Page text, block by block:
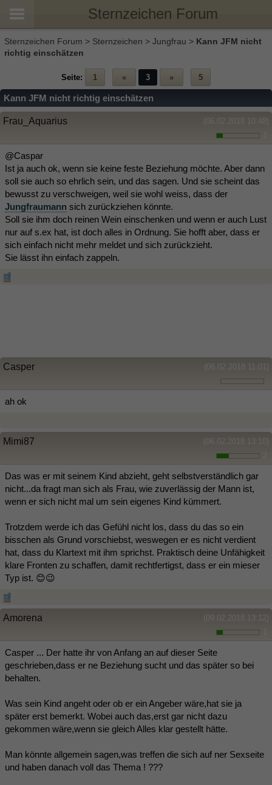
Sternzeichen Forum
Sternzeichen Forum > Sternzeichen > Jungfrau > Kann JFM nicht
richtig einschätzen
Seite: 1 « 3 » 5
Kann JFM nicht richtig einschätzen
(06.02.2018 10:48)
Frau_Aquarius
@Caspar
Ist ja auch ok, wenn sie keine feste Beziehung möchte. Aber dann
soll sie auch so ehrlich sein, und das sagen. Und sie scheint das
bewusst zu verschweigen, weil sie wohl weiss, dass der
Jungfraumann sich zurückziehen könnte.
Soll sie ihm doch reinen Wein einschenken und wenn er auch Lust
nur auf s.ex hat, ist doch alles in Ordnung. Sie hofft aber, dass er
sich einfach nicht mehr meldet und sich zurückzieht.
Sie lässt ihn einfach zappeln.
(06.02.2018 11:01)
Casper
ah ok
(06.02.2018 13:10)
Mimi87
Das was er mit seinem Kind abzieht, geht selbstverständlich gar
nicht...da fragt man sich als Frau, wie zuverlässig der Mann ist,
wenn er sich nicht mal um sein eigenes Kind kümmert.
Trotzdem werde ich das Gefühl nicht los, dass du das so ein
bisschen als Grund vorschiebst, weswegen er es nicht verdient
hat, dass du Klartext mit ihm sprichst. Praktisch deine Unfähigkeit
klare Fronten zu schaffen, damit rechtfertigst, dass er ein mieser
Typ ist. 😊😉
(09.02.2018 13:12)
Amorena
Casper ... Der hatte ihr von Anfang an auf dieser Seite
geschrieben,dass er ne Beziehung sucht und das später so bei
behalten.
Was sein Kind angeht oder ob er ein Angeber wäre,hat sie ja
später erst bemerkt. Wobei auch das,erst gar nicht dazu
gekommen wäre,wenn sie gleich Alles klar gestellt hätte.
Man könnte allgemein sagen,was treffen die sich auf ner Sexseite
und haben danach voll das Thema ! ???